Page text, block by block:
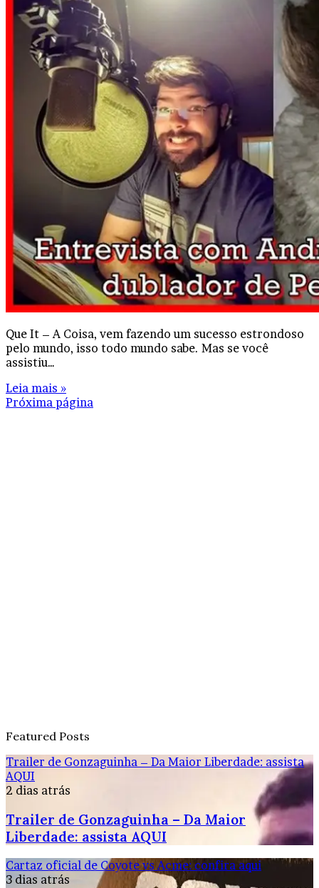
Que It – A Coisa, vem fazendo um sucesso estrondoso
pelo mundo, isso todo mundo sabe. Mas se você
assistiu…
Leia mais »
Próxima página
Featured Posts
Trailer de Gonzaguinha – Da Maior Liberdade: assista
AQUI
2 dias atrás
Trailer de Gonzaguinha – Da Maior
Liberdade: assista AQUI
Cartaz oficial de Coyote vs Acme: confira aqui
3 dias atrás